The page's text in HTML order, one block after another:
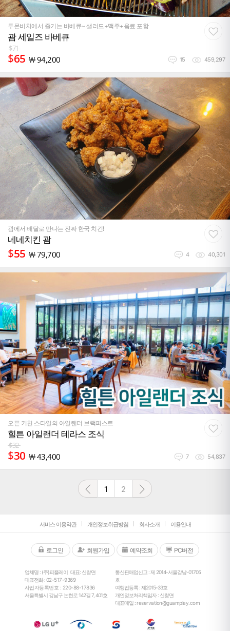
투몬비치에서 즐기는 바베큐~ 샐러드+맥주+음료 포함
괌 세일즈 바베큐
$71
$65 ￦94,200 15 459,297
괌에서 배달로 만나는 진짜 한국 치킨!
네네치킨 괌
$55 ￦79,700 4 40,301
오픈 키친 스타일의 아일랜더 브랙퍼스트
힐튼 아일랜더 테라스 조식
$32
$30 ￦43,400 7 54,837
1 2
서비스 이용약관 개인정보취급방침 회사소개 이용안내
로그인 회원가입 예약조회 PC버전
업체명 : (주)피플레이 대표: 신창면
대표전화 :02-517-9369
사업자등록번호 : 220-88-17836
서울특별시 강남구 논현로 142길 7, 401호
통신판매업신고 : 제 2014-서울강남-01705
호
여행업등록 : 제2015-33호
개인정보처리책임자 : 신창면
대표메일 :reservation@guamplay.com